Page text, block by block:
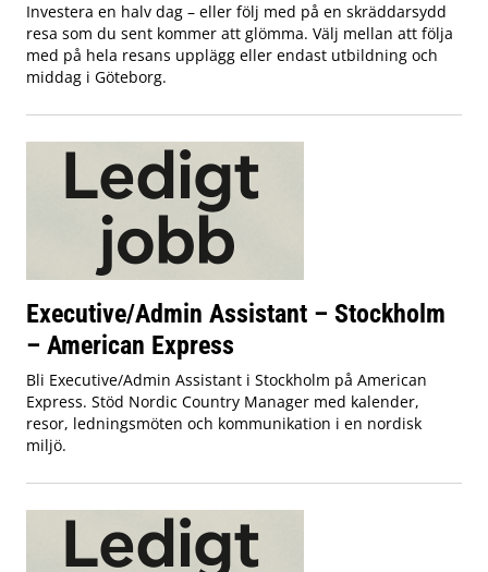
Investera en halv dag – eller följ med på en skräddarsydd
resa som du sent kommer att glömma. Välj mellan att följa
med på hela resans upplägg eller endast utbildning och
middag i Göteborg.
Executive/Admin Assistant – Stockholm
– American Express
Bli Executive/Admin Assistant i Stockholm på American
Express. Stöd Nordic Country Manager med kalender,
resor, ledningsmöten och kommunikation i en nordisk
miljö.